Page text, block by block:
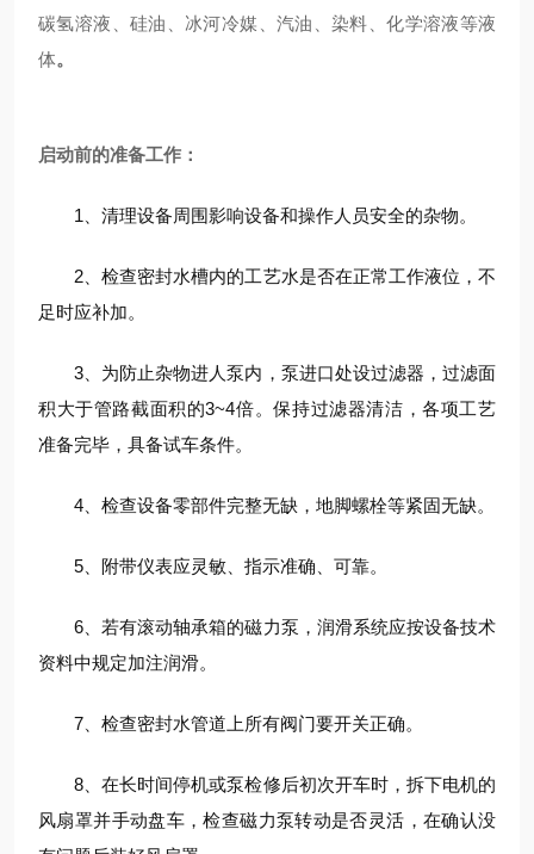
碳氢溶液、硅油、冰河冷媒、汽油、染料、化学溶液等液
体。
启动前的准备工作：
1、清理设备周围影响设备和操作人员安全的杂物。
2、检查密封水槽内的工艺水是否在正常工作液位，不
足时应补加。
3、为防止杂物进人泵内，泵进口处设过滤器，过滤面
积大于管路截面积的3~4倍。保持过滤器清洁，各项工艺
准备完毕，具备试车条件。
4、检查设备零部件完整无缺，地脚螺栓等紧固无缺。
5、附带仪表应灵敏、指示准确、可靠。
6、若有滚动轴承箱的磁力泵，润滑系统应按设备技术
资料中规定加注润滑。
7、检查密封水管道上所有阀门要开关正确。
8、在长时间停机或泵检修后初次开车时，拆下电机的
风扇罩并手动盘车，检查磁力泵转动是否灵活，在确认没